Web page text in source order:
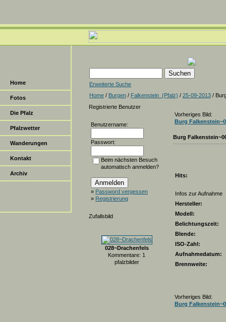
Home
Fotos
Die Pfalz
Pfalzwetter
Wanderungen
Kontakt
Archiv
Erweiterte Suche
Home / Burgen / Falkenstein_(Pfalz) / 25-09-2013 /
Registrierte Benutzer
Benutzername:
Passwort:
Beim nächsten Besuch
automatisch anmelden?
» Password vergessen
» Registrierung
Zufallsbild
028~Drachenfels
Kommentare: 1
pfalzbilder
Vorheriges Bild:
Burg
Burg
Hits:
Infos zur Aufnahme
Hersteller:
Modell:
Belichtungszeit:
Blende:
ISO-Zahl:
Aufnahmedatum:
Brennweite:
Vorheriges Bild:
Burg